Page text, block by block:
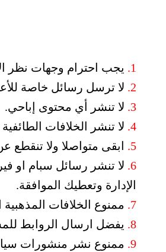
1. يجب احترام وجهات نظر
2. لا ترسل رسائل خاصة
3. لا تنشر أي محتوى إباحي.
4. لا تنشر الخلافات
5.
ابقى متواصلا ولا تنقطع
6. لا تنشر رسائل سبام او
الإدارة وتعطيك الموافقة.
7. ممنوع الخلافات
8. يفضل ارسال الروابط
9. ممنوع نشر منشورات